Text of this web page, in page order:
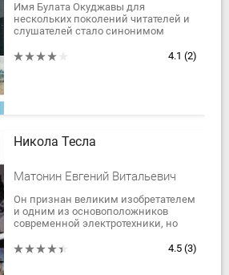
Имя Булата Окуджавы для
нескольких поколений читателей и
слушателей стало синонимом
"благородство", "достоинство".
4.1 (2)
Никола Тесла
Матонин Евгений Витальевич
Он признан великим изобретателем
и одним из основоположников
современной электротехники, но
породить огромный интерес и к его
4.5 (3)